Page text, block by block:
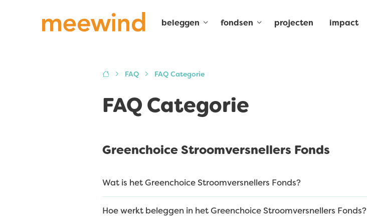
beleggen fondsen projecten impact
FAQ FAQ Categorie
FAQ Categorie
Greenchoice Stroomversnellers Fonds
Wat is het Greenchoice Stroomversnellers Fonds?
Hoe werkt beleggen in het Greenchoice Stroomversnellers Fonds?